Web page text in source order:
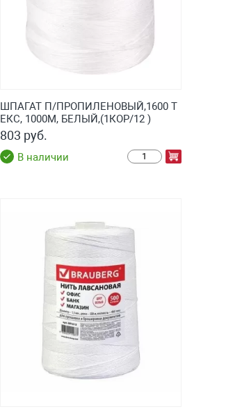
ШПАГАТ П/ПРОПИЛЕНОВЫЙ,1600 Т
ЕКС, 1000М, БЕЛЫЙ,(1КОР/12 )
803 руб.
В наличии